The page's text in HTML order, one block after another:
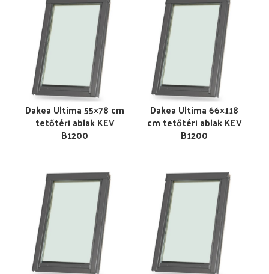
Dakea Ultima 55×78 cm
tetőtéri ablak KEV
B1200
Dakea Ultima 66×118
cm tetőtéri ablak KEV
B1200